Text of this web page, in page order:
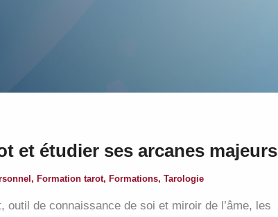
et étudier ses arcanes majeurs
, Formation tarot, Formations,Tarologie
outil de connaissance de soi et miroir de l’âme, les